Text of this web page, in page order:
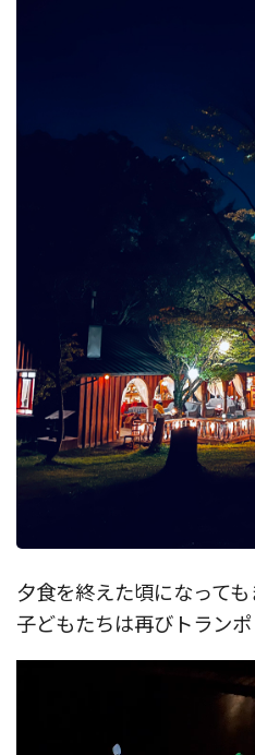
夕食を終えた頃になっても
子どもたちは再びトランポ